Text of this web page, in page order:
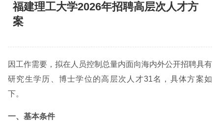
福建理工大学2026年招聘高层次人才方
案
因工作需要，拟在人员控制总量内面向海内外公开招聘具有
研究生学历、博士学位的高层次人才31名，具体方案如
下。
一、基本条件